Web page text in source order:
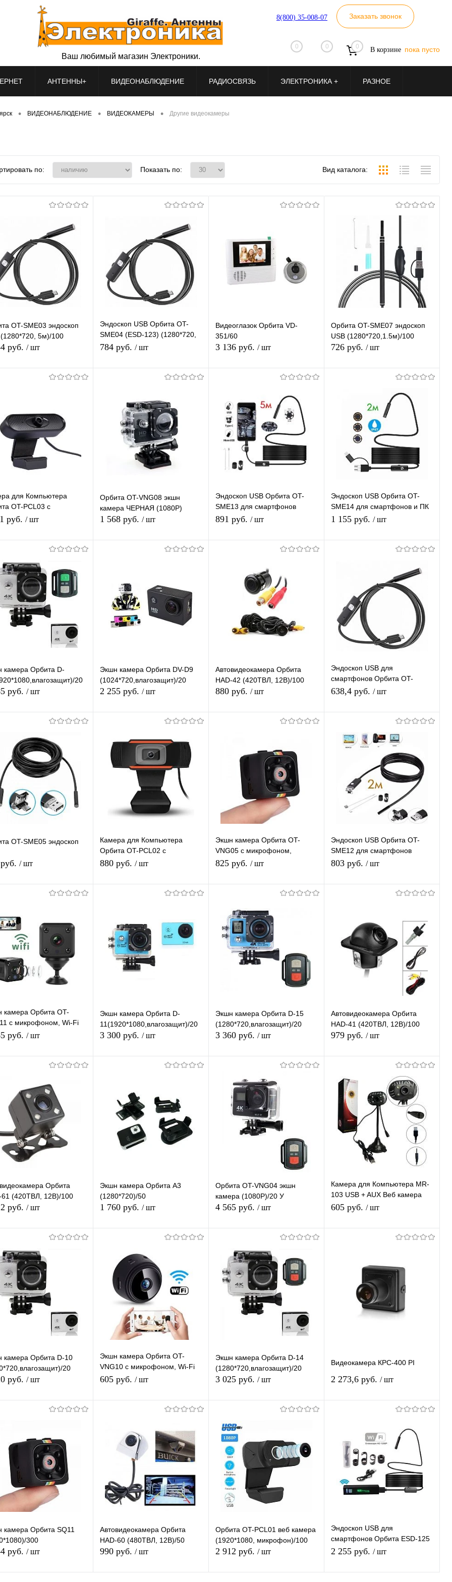
8(800) 35-008-07 Заказать звонок
0 0 0 В корзине пока пусто
Ваш любимый магазин Электроники.
АНТЕННЫ+ ВИДЕОНАБЛЮДЕНИЕ РАДИОСВЯЗЬ ЭЛЕКТРОНИКА + РАЗНОЕ
• ВИДЕОНАБЛЮДЕНИЕ • ВИДЕОКАМЕРЫ • Другие видеокамеры
по: Показать по: Вид каталога:
OT-SME03 эндоскоп
(1280*720, 5м)/100
руб. / шт
сравнению
В избранное В наличии
Эндоскоп USB Орбита OT-
SME04 (ESD-123) (1280*720,
2м)/100
784 руб. / шт
Купить в 1
К
сравнению
В избранное В наличии
Видеоглазок Орбита VD-
351/60
3 136 руб. / шт
Купить в 1
клик
К
сравнению
В избранное В наличии
Орбита OT-SME07 эндоскоп
USB (1280*720,1.5м)/100
726 руб. / шт
Купить в 1
сравнению
В избранное
Недоступно
для Компьютера
OT-PCL03 с
USB Веб
руб. / шт
в 1
сравнению
В избранное
Недоступно
Орбита OT-VNG08 экшн
камера ЧЕРНАЯ (1080P)
1 568 руб. / шт
Купить в 1
сравнению
В избранное
Недоступно
Эндоскоп USB Орбита OT-
SME13 для смартфонов
(microUSB / Type-C) (7мм,
891 руб. / шт
Купить в 1
К
сравнению
Недоступно
Эндоскоп USB Орбита OT-
SME14 для смартфонов и ПК
(Micrо-USB / USB / TYPE-C)
1 155 руб. / шт
К
сравнению
В избранное
Недоступно
камера Орбита D-
20
руб. / шт
Купить в 1
К
сравнению
В избранное
Недоступно
Экшн камера Орбита DV-D9
(1024*720,влагозащит)/20
2 255 руб. / шт
клик
сравнению
В избранное
Недоступно
Автовидеокамера Орбита
HAD-42 (420ТВЛ, 12В)/100
880 руб. / шт
Купить в 1
К
сравнению
В избранное
Недоступно
Эндоскоп USB для
смартфонов Орбита OT-
SME13 (7мм, 640*480, 2м)
638,4 руб. / шт
К
сравнению
В избранное
Недоступно
OT-SME05 эндоскоп
/ шт
в 1
К
сравнению
Недоступно
Камера для Компьютера
Орбита OT-PCL02 с
микрофоном, USB Веб
880 руб. / шт
Купить в 1
клик
К
сравнению
В избранное
Экшн камера Орбита OT-
VNG05 с микрофоном,
(1080P)
825 руб. / шт
Купить в 1
клик
сравнению
В избранное В наличии
Эндоскоп USB Орбита OT-
SME12 для смартфонов
microUSB (8мм, 1280*720, 2м)
803 руб. / шт
Купить в 1
клик
сравнению
В избранное
Недоступно
камера Орбита OT-
с микрофоном, Wi-Fi
руб. / шт
Купить в 1
К
сравнению
В избранное
Недоступно
Экшн камера Орбита D-
11(1920*1080,влагозащит)/20
3 300 руб. / шт
Купить в 1
К
сравнению
В избранное
Недоступно
Экшн камера Орбита D-15
(1280*720,влагозащит)/20
3 360 руб. / шт
Купить в 1
сравнению
В избранное
Недоступно
Автовидеокамера Орбита
HAD-41 (420ТВЛ, 12В)/100
979 руб. / шт
Купить в 1
клик
К
сравнению
В избранное
Недоступно
Орбита
61 (420ТВЛ, 12В)/100
руб. / шт
в 1
сравнению
В избранное
Недоступно
Экшн камера Орбита А3
(1280*720)/50
1 760 руб. / шт
Купить в 1
клик
К
сравнению
В избранное
Орбита OT-VNG04 экшн
камера (1080P)/20 У
4 565 руб. / шт
Купить в 1
клик
К
сравнению
В избранное
Недоступно
Камера для Компьютера MR-
103 USB + AUX Веб камера
для стационарного
605 руб. / шт
Купить в 1
К
В избранное
камера Орбита D-10
20
руб. / шт
Купить в 1
К
сравнению
В избранное
Недоступно
Экшн камера Орбита OT-
VNG10 с микрофоном, Wi-Fi
VGA камера
605 руб. / шт
Купить в 1
К
сравнению
В избранное
Недоступно
Экшн камера Орбита D-14
(1280*720,влагозащит)/20
3 025 руб. / шт
Купить в 1
клик
К
сравнению
В избранное
Видеокамера КРС-400 PI
2 273,6 руб. / шт
Купить в 1
клик
К
сравнению
В избранное
Недоступно
камера Орбита SQ11
300
руб. / шт
Автовидеокамера Орбита
HAD-60 (480ТВЛ, 12В)/50
990 руб. / шт
Орбита OT-PCL01 веб камера
(1920*1080, микрофон)/100
2 912 руб. / шт
Эндоскоп USB для
смартфонов Орбита ESD-125
(1600*1200, 3,5м, Wi-Fi)/50
2 255 руб. / шт